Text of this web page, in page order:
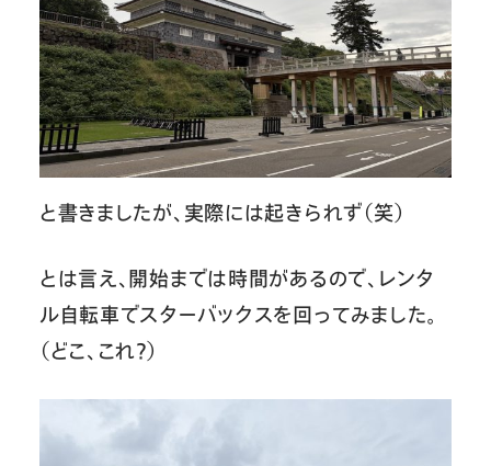
と書きましたが、実際には起きられず（笑）
とは言え、開始までは時間があるので、レンタ
ル自転車でスターバックスを回ってみました。
（どこ、これ？）